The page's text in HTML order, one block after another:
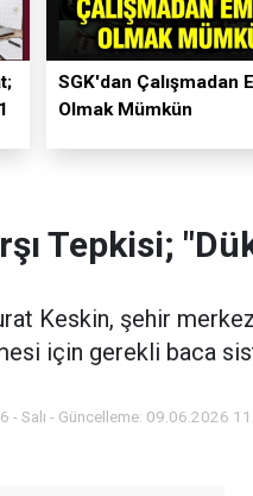
SGK'dan Çalışmadan
Olmak Mümkün
Tepkisi;
Keskin, şehir
için gerekli baca
- Salı - Güncelleme: 09.06.2026